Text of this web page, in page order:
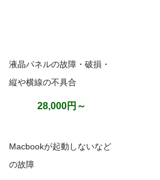
液晶パネルの故障・破損・
縦や横線の不具合
28,000円～
Macbookが起動しないなど
の故障